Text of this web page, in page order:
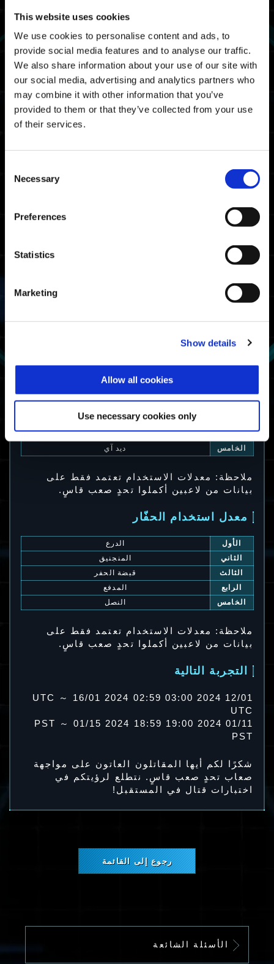
This website uses cookies
We use cookies to personalise content and ads, to
provide social media features and to analyse our traffic.
We also share information about your use of our site with
our social media, advertising and analytics partners who
may combine it with other information that you’ve
provided to them or that they’ve collected from your use
of their services.
Selection
Necessary
Preferences
Statistics
Marketing
Show details
Allow all cookies
Use necessary cookies only
08:05.69
ملاحظة: هذا متوسط زمن الإكمال على جميع
Xbox Series X|S / Xbox
06:42.28
06:10.66
06:02.90
سقف مرات تصنيف المقاتلين
07:42.21
07:26.82
معدل استخدام البدلة الآلية
الثاني
نيمبس
كريغر
الرابع
زيفر
الخامس
ديد آي
ملاحظة: معدلات الاستخدام تعتمد فقط على
بيانات من لاعبين أكملوا تحدٍ صعب قاسٍ.
معدل استخدام الحفّار
الأول
الدرع
الثاني
المنجنيق
الثالث
قبضة الحفر
الرابع
المدفع
الخامس
النصل
ملاحظة: معدلات الاستخدام تعتمد فقط على
بيانات من لاعبين أكملوا تحدٍ صعب قاسٍ.
التجربة التالية
12/01 2024 03:00 UTC ～ 16/01 2024 02:59
UTC
01/11 2024 19:00 PST ～ 01/15 2024 18:59
PST
شكرًا لكم أيها المقاتلون العاتون على مواجهة
صعاب تحدٍ صعب قاسٍ. نتطلع لرؤيتكم في
اختبارات قتال في المستقبل!
رجوع إلى القائمة
الأسئلة الشائعة